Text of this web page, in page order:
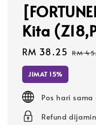
Kita
Sale
price
RM 38.25 RM
JIMAT 15%
Pos hari
Refund